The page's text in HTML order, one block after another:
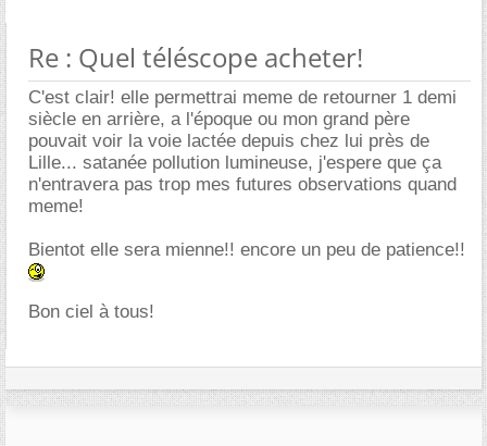
Re : Quel téléscope acheter!
C'est clair! elle permettrai meme de retourner 1 demi
siècle en arrière, a l'époque ou mon grand père
pouvait voir la voie lactée depuis chez lui près de
Lille... satanée pollution lumineuse, j'espere que ça
n'entravera pas trop mes futures observations quand
meme!
Bientot elle sera mienne!! encore un peu de patience!!
Bon ciel à tous!